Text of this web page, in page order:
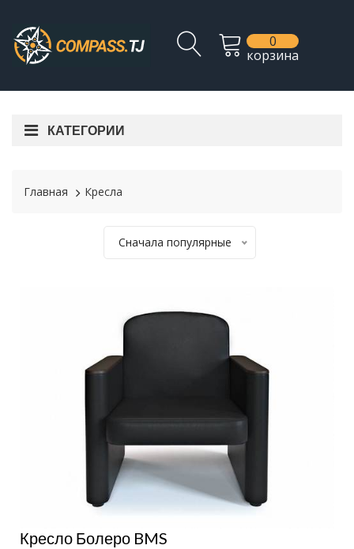
0
корзина
КАТЕГОРИИ
Главная Кресла
Сначала популярные
Кресло Болеро BMS